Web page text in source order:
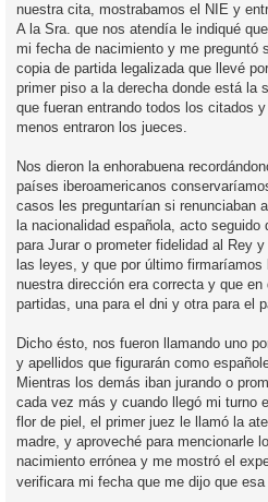
nuestra cita, mostrabamos el NIE y
A la Sra. que nos atendía le indiqué
mi fecha de nacimiento y me preguntó
copia de partida legalizada que llevé
primer piso a la derecha donde está la
que fueran entrando todos los citados
menos entraron los jueces.
Nos dieron la enhorabuena
países iberoamericanos
casos les preguntarían si renunciaban
la nacionalidad española, acto
para Jurar o prometer fidelidad al Rey
las leyes, y que por último
nuestra dirección era correcta y que
partidas, una para el dni y otra para el
Dicho ésto, nos fueron llamando uno
y apellidos que figurarán como
Mientras los demás iban jurando o
cada vez más y cuando llegó mi turno
flor de piel, el primer juez le llamó la
madre, y aproveché para mencionarle
nacimiento errónea y me mostró el
verificara mi fecha que me dijo que